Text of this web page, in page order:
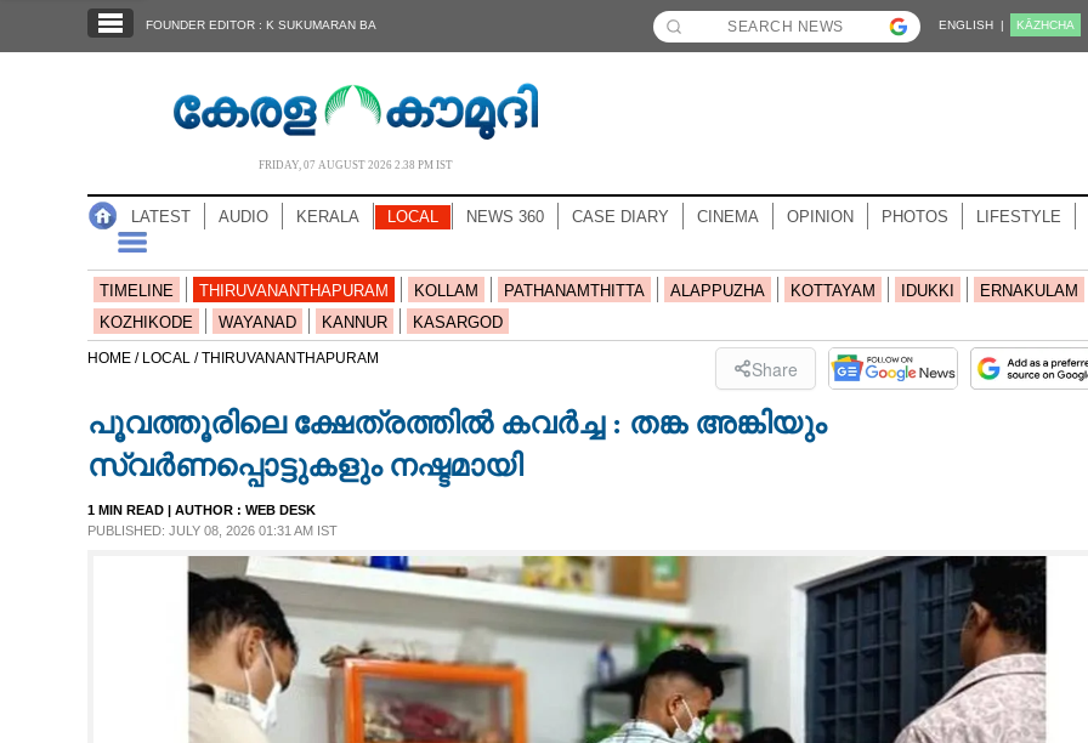
NOTIFIED NEWS
NEWS 360
FOUNDER EDITOR : K SUKUMARAN BA ENGLISH | KĀZHCHA
FRIDAY, 07 AUGUST 2026 2.38 PM IST
LATEST AUDIO KERALA LOCAL NEWS 360 CASE DIARY CINEMA OPINION PHOTOS LIFESTYLE
TIMELINE THIRUVANANTHAPURAM KOLLAM PATHANAMTHITTA ALAPPUZHA KOTTAYAM IDUKKI
ERNAKULAM
KOZHIKODE
WAYANAD KANNUR KASARGOD
HOME / LOCAL /THIRUVANANTHAPURAM Share
പൂവത്തൂരിലെ ക്ഷേത്രത്തിൽ കവർച്ച : തങ്ക അങ്കിയും
സ്വർണപ്പൊട്ടുകളും നഷ്ടമായി
1 MIN READ | AUTHOR : WEB DESK
PUBLISHED: JULY 08, 2026 01:31 AM IST